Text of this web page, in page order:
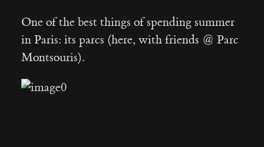
One of the best things of spending summer
in Paris: its parcs (here, with friends @ Parc
Montsouris).